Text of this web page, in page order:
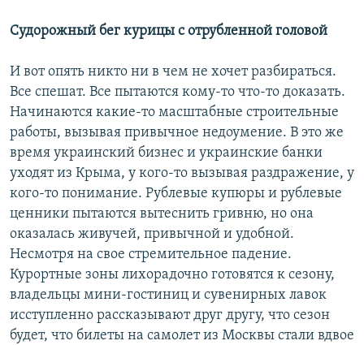
Судорожный бег курицы с отрубленной головой
И вот опять никто ни в чем не хочет разбираться.
Все спешат. Все пытаются кому-то что-то доказать.
Начинаются какие-то масштабные строительные
работы, вызывая привычное недоумение. В это же
время украинский бизнес и украинские банки
уходят из Крыма, у кого-то вызывая раздражение, у
кого-то понимание. Рублевые купюры и рублевые
ценники пытаются вытеснить гривню, но она
оказалась живучей, привычной и удобной.
Несмотря на свое стремительное падение.
Курортные зоны лихорадочно готовятся к сезону,
владельцы мини-гостиниц и сувенирных лавок
исступленно рассказывают друг другу, что сезон
будет, что билеты на самолет из Москвы стали вдвое